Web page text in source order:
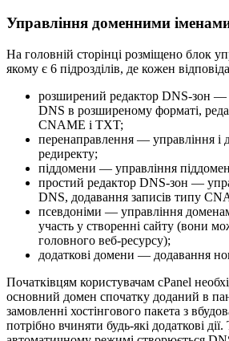
Управління доменними
На головній сторінці розміщено блок
якому є 6 підрозділів, де кожен
розширений редактор DNS-зон —
DNS в розширеному форматі,
CNAME і TXT;
перенаправлення — управління і
редиректу;
піддомени — управління
простий редактор DNS-зон —
DNS, додавання записів типу
псевдоніми — управління
участь у створенні сайту (вони
головного веб-ресурсу);
додаткові домени — додавання
Початківцям користувачам cPanel
основний домен спочатку доданий в
замовленні хостінгового пакета з
потрібно вчиняти будь-які додаткові